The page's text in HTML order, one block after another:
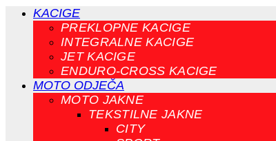
KACIGE
PREKLOPNE KACIGE
INTEGRALNE KACIGE
JET KACIGE
ENDURO-CROSS KACIGE
MOTO ODJEČA
MOTO JAKNE
TEKSTILNE JAKNE
CITY